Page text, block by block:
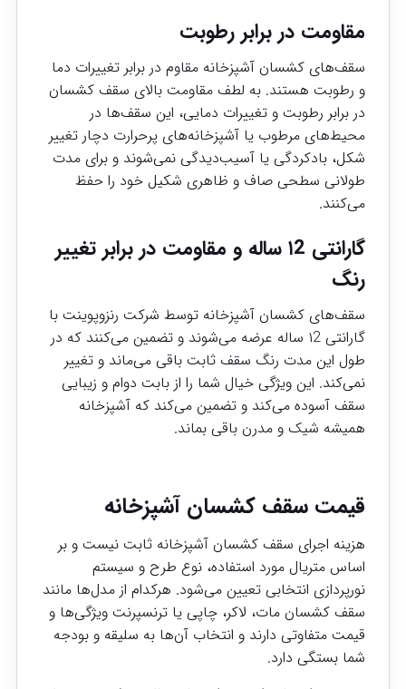
مقاومت در برابر رطوبت
سقف‌های کشسان آشپزخانه مقاوم در برابر تغییرات دما
و رطوبت هستند. به لطف مقاومت بالای سقف کشسان
در برابر رطوبت و تغییرات دمایی، این سقف‌ها در
محیط‌های مرطوب یا آشپزخانه‌های پرحرارت دچار تغییر
شکل، بادکردگی یا آسیب‌دیدگی نمی‌شوند و برای مدت
طولانی سطحی صاف و ظاهری شکیل خود را حفظ
می‌کنند.
گارانتی ۱2 ساله و مقاومت در برابر تغییر
رنگ
سقف‌های کشسان آشپزخانه توسط شرکت رنزوپوینت با
گارانتی ۱2 ساله عرضه می‌شوند و تضمین می‌کنند که در
طول این مدت رنگ سقف ثابت باقی می‌ماند و تغییر
نمی‌کند. این ویژگی خیال شما را از بابت دوام و زیبایی
سقف آسوده می‌کند و تضمین می‌کند که آشپزخانه
همیشه شیک و مدرن باقی بماند.
قیمت سقف کشسان آشپزخانه
هزینه اجرای سقف کشسان آشپزخانه ثابت نیست و بر
اساس متریال مورد استفاده، نوع طرح و سیستم
نورپردازی انتخابی تعیین می‌شود. هرکدام از مدل‌ها مانند
سقف کشسان مات، لاکر، چاپی یا ترنسپرنت ویژگی‌ها و
قیمت متفاوتی دارند و انتخاب آن‌ها به سلیقه و بودجه
شما بستگی دارد.